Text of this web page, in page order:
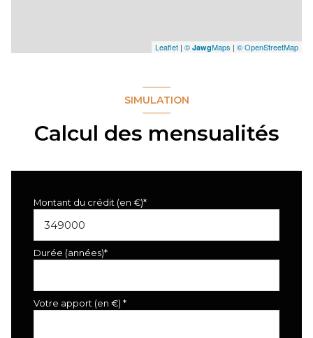
Leaflet | © JawgMaps | © OpenStreetMap
SIMULATION
Calcul des mensualités
Montant du crédit (en €)*
Durée (années)*
Votre apport (en €) *